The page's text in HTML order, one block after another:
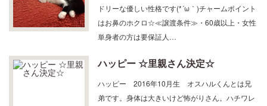
ドリーな優しい性格です(*´ω｀)チャームポイント
はお鼻のホクロ☆≪譲渡条件≫・60歳以上・女性
単身者の方は要保証人…
ハッピー ☆里親さん決定☆
ハッピー 2016年10月生 オスハルくんとは兄
弟です。身体は大きいけど怖がりさん。ハチワレ